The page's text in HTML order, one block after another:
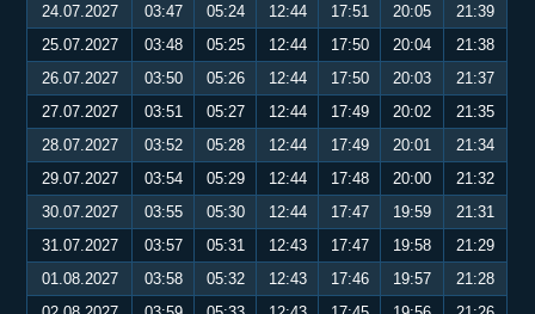
24.07.2027
03:47 05:24 12:44 17:51 20:05
21:39
25.07.2027
03:48 05:25 12:44 17:50 20:04
21:38
26.07.2027
03:50 05:26 12:44 17:50 20:03
21:37
27.07.2027
03:51 05:27 12:44 17:49 20:02
21:35
28.07.2027
03:52 05:28 12:44 17:49 20:01
21:34
29.07.2027
03:54 05:29 12:44 17:48 20:00
21:32
30.07.2027
03:55 05:30 12:44 17:47 19:59
21:31
31.07.2027
03:57 05:31 12:43 17:47 19:58
21:29
01.08.2027
03:58 05:32 12:43 17:46 19:57
21:28